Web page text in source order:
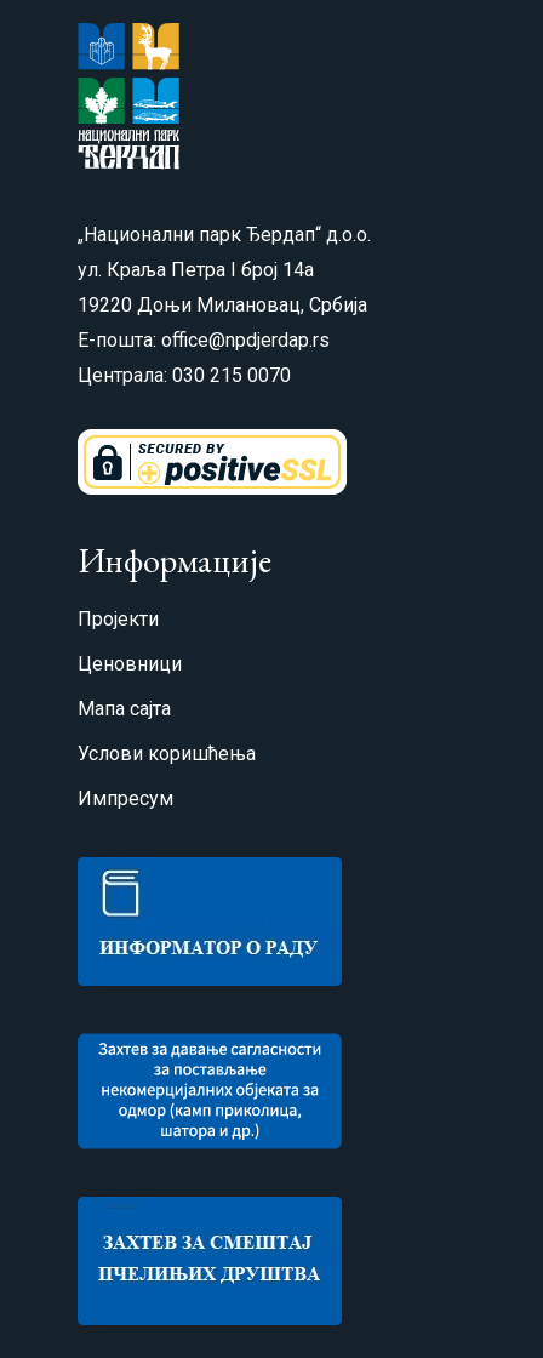
„Национални парк Ђердап“ д.о.о.
ул. Краља Петра I број 14а
19220 Доњи Милановац, Србија
Е-пошта: office@npdjerdap.rs
Централа: 030 215 0070
Информације
Пројекти
Ценовници
Мапа сајта
Услови коришћења
Импресум